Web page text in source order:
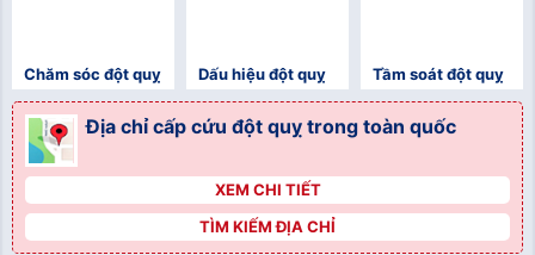
">
Chăm sóc đột quỵ Dấu hiệu đột quỵ
">
Tầm soát đột quỵ
Địa chỉ cấp cứu đột quỵ trong toàn quốc
XEM CHI TIẾT
TÌM KIẾM ĐỊA CHỈ